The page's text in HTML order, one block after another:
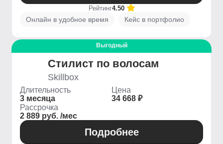
Рейтинг4.50
Онлайн в удобное время Кейс в портфолио
Выгодный
Стилист по волосам
Skillbox
Длительность
3 месяца
Цена
34 668 ₽
Рассрочка
2 889 руб. /мес
Подробнее